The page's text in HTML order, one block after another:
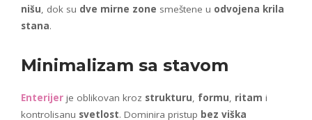
nišu, dok su dve mirne zone smeštene u odvojena krila
stana.
Minimalizam sa stavom
Enterijer je oblikovan kroz strukturu, formu, ritam i
kontrolisanu svetlost. Dominira pristup bez viška